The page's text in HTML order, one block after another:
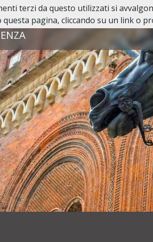
38 44 55
terzi da questo utilizzati si
questa pagina, cliccando su un link o